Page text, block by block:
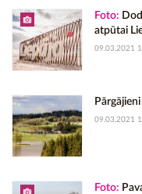
Foto:
atpūtai
09.03.2021
09.03.2021
Foto: